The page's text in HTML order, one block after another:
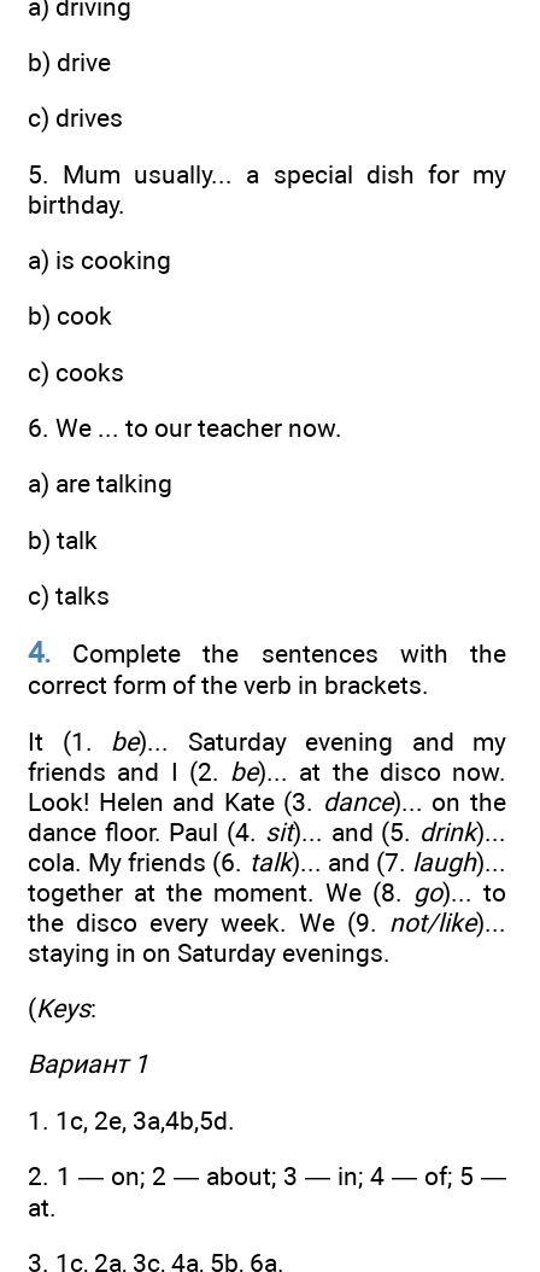
a) driving
b) drive
c) drives
5. Mum usually... a special dish for my
birthday.
a) is cooking
b) cook
c) cooks
6. We ... to our teacher now.
a) are talking
b) talk
c) talks
4. Complete the sentences with the
correct form of the verb in brackets.
It (1. be)... Saturday evening and my
friends and I (2. be)... at the disco now.
Look! Helen and Kate (3. dance)... on the
dance floor. Paul (4. sit)... and (5. drink)...
cola. My friends (6. talk)... and (7. laugh)...
together at the moment. We (8. go)... to
the disco every week. We (9. not/like)...
staying in on Saturday evenings.
(Keys:
Вариант 1
1. 1c, 2e, 3a,4b,5d.
2. 1 — on; 2 — about; 3 — in; 4 — of; 5 —
at.
3. 1c, 2a, 3c, 4a, 5b, 6a.